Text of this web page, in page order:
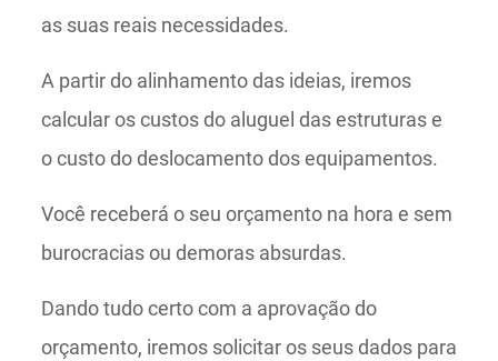
as suas reais necessidades.
A partir do alinhamento das ideias, iremos
calcular os custos do aluguel das estruturas e
o custo do deslocamento dos equipamentos.
Você receberá o seu orçamento na hora e sem
burocracias ou demoras absurdas.
Dando tudo certo com a aprovação do
orçamento, iremos solicitar os seus dados para